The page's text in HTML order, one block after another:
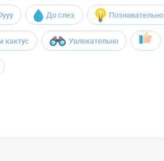
До слез Познавательно
кактус Увлекательно